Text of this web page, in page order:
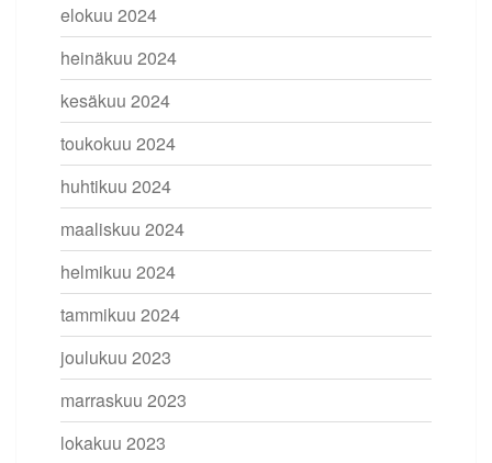
elokuu 2024
heinäkuu 2024
kesäkuu 2024
toukokuu 2024
huhtikuu 2024
maaliskuu 2024
helmikuu 2024
tammikuu 2024
joulukuu 2023
marraskuu 2023
lokakuu 2023